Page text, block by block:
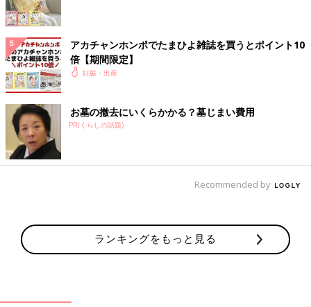
アカチャンホンポでたまひよ雑誌を買うとポイント10
倍【期間限定】
妊娠・出産
お墓の撤去にいくらかかる？墓じまい費用
PR(くらしの話題)
Recommended by
ランキングをもっと見る